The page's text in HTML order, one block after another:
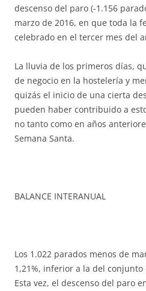
descenso del paro (-1.156
marzo de 2016, en que toda la
celebrado en el tercer mes del
La lluvia de los primeros días,
de negocio en la hostelería y
quizás el inicio de una cierta
pueden haber contribuido a
no tanto como en años
Semana Santa.
BALANCE INTERANUAL
Los 1.022 parados menos de
1,21%, inferior a la del conjunto
Esta vez, el descenso del paro